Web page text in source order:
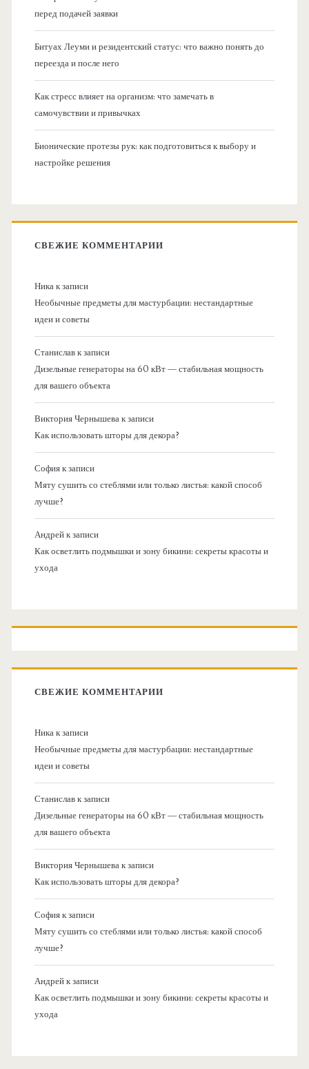
перед подачей заявки
Битуах Леуми и резидентский статус: что важно понять до
переезда и после него
Как стресс влияет на организм: что замечать в
самочувствии и привычках
Бионические протезы рук: как подготовиться к выбору и
настройке решения
СВЕЖИЕ КОММЕНТАРИИ
Никак записи
Необычные предметы для мастурбации: нестандартные
идеи и советы
Станиславк записи
Дизельные генераторы на 60 кВт — стабильная мощность
для вашего объекта
Виктория Чернышевак записи
Как использовать шторы для декора?
Софияк записи
Мяту сушить со стеблями или только листья: какой способ
лучше?
Андрейк записи
Как осветлить подмышки и зону бикини: секреты красоты и
ухода
СВЕЖИЕ КОММЕНТАРИИ
Никак записи
Необычные предметы для мастурбации: нестандартные
идеи и советы
Станиславк записи
Дизельные генераторы на 60 кВт — стабильная мощность
для вашего объекта
Виктория Чернышевак записи
Как использовать шторы для декора?
Софияк записи
Мяту сушить со стеблями или только листья: какой способ
лучше?
Андрейк записи
Как осветлить подмышки и зону бикини: секреты красоты и
ухода